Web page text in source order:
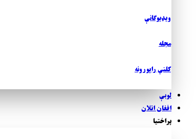
ويډیوګانې
مجله
کلني راپورونه
لوبې
افغان اتلان
پراختیا